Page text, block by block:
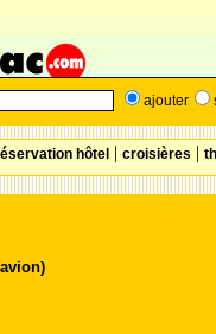
ajouter
hôtel| croisières |